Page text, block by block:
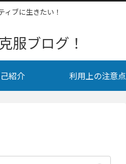
ィブに生きたい！
紹介 利用上の注意点